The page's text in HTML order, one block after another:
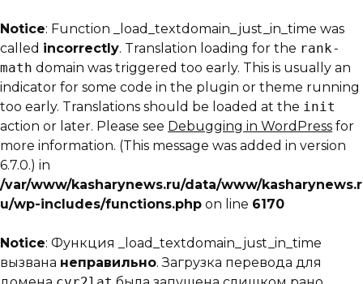
Notice: Function _load_textdomain_just_in_time was
called incorrectly. Translation loading for the rank-
math domain was triggered too early. This is usually an
indicator for some code in the plugin or theme running
too early. Translations should be loaded at the init
action or later. Please see Debugging in WordPress for
more information. (This message was added in version
6.7.0.) in
/var/www/kasharynews.ru/data/www/kasharynews.r
u/wp-includes/functions.php on line 6170
Notice: Функция _load_textdomain_just_in_time
вызвана неправильно. Загрузка перевода для